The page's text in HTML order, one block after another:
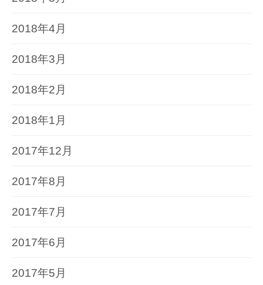
2018年4月
2018年3月
2018年2月
2018年1月
2017年12月
2017年8月
2017年7月
2017年6月
2017年5月